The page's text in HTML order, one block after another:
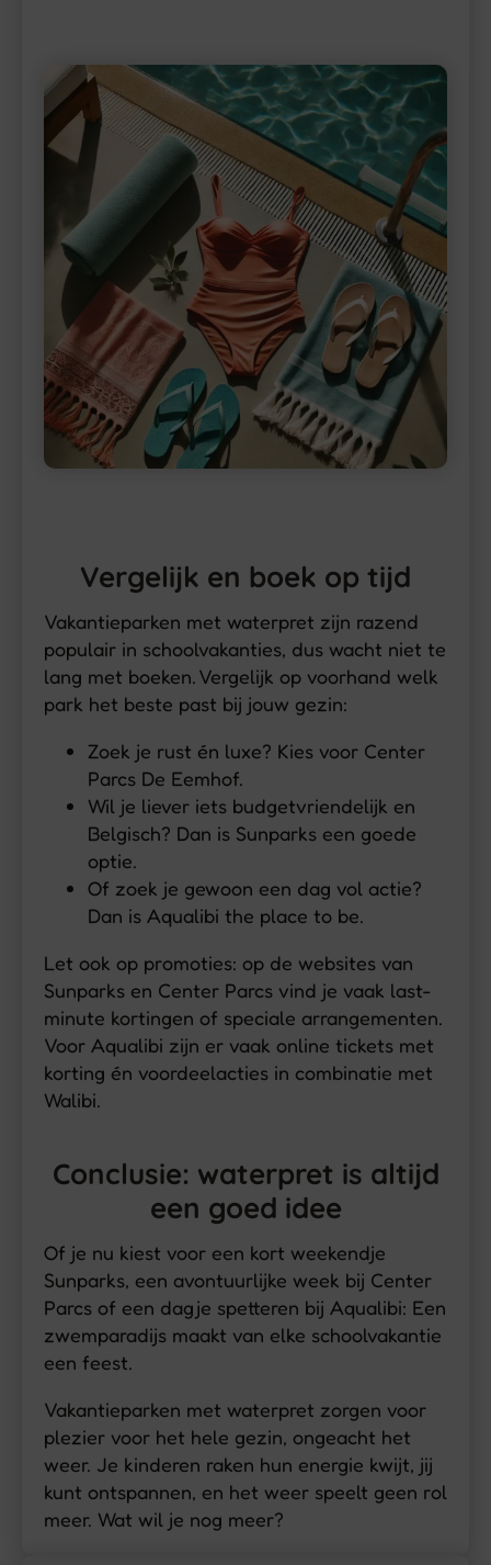
Vergelijk en boek op tijd
Vakantieparken met waterpret zijn razend
populair in schoolvakanties, dus wacht niet te
lang met boeken. Vergelijk op voorhand welk
park het beste past bij jouw gezin:
Zoek je rust én luxe? Kies voor Center
Parcs De Eemhof.
Wil je liever iets budgetvriendelijk en
Belgisch? Dan is Sunparks een goede
optie.
Of zoek je gewoon een dag vol actie?
Dan is Aqualibi the place to be.
Let ook op promoties: op de websites van
Sunparks en Center Parcs vind je vaak last-
minute kortingen of speciale arrangementen.
Voor Aqualibi zijn er vaak online tickets met
korting én voordeelacties in combinatie met
Walibi.
Conclusie: waterpret is altijd
een goed idee
Of je nu kiest voor een kort weekendje
Sunparks, een avontuurlijke week bij Center
Parcs of een dagje spetteren bij Aqualibi: Een
zwemparadijs maakt van elke schoolvakantie
een feest.
Vakantieparken met waterpret zorgen voor
plezier voor het hele gezin, ongeacht het
weer. Je kinderen raken hun energie kwijt, jij
kunt ontspannen, en het weer speelt geen rol
meer. Wat wil je nog meer?